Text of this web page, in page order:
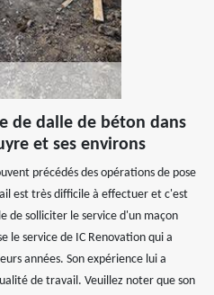
de dalle de béton dans
et ses environs
précédés des opérations de pose
est très difficile à effectuer et c'est
de solliciter le service d'un maçon
le service de IC Renovation qui a
années. Son expérience lui a
de travail. Veuillez noter que son